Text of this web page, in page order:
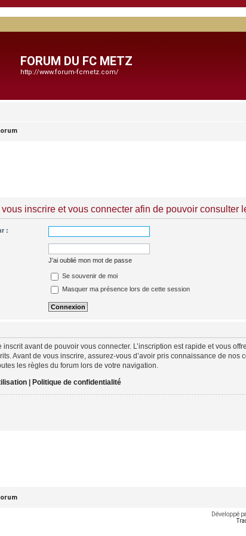
FORUM DU FC METZ
http://www.forum-fcmetz.com/
inscrire et vous connecter afin de pouvoir consulter
:
J’ai oublié mon mot de passe
Se souvenir de moi
Masquer ma présence lors de cette session
inscrit avant de pouvoir vous connecter. L’inscription est rapide et vous
Avant de vous inscrire, assurez-vous d’avoir pris connaissance de
les règles du forum lors de votre navigation.
| Politique de confidentialité
Développé